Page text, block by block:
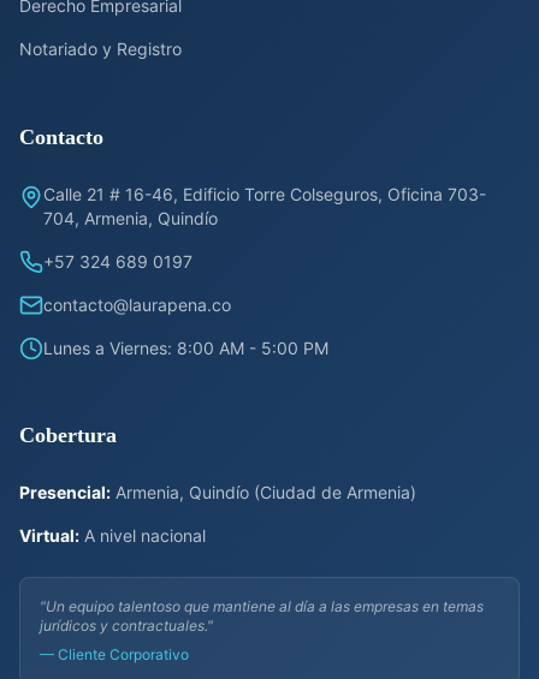
Derecho Empresarial
Notariado y Registro
Contacto
Calle 21 # 16-46, Edificio Torre Colseguros, Oficina 703-
704, Armenia, Quindío
+57 324 689 0197
contacto@laurapena.co
Lunes a Viernes: 8:00 AM - 5:00 PM
Cobertura
Presencial: Armenia, Quindío (Ciudad de Armenia)
Virtual: A nivel nacional
"Un equipo talentoso que mantiene al día a las empresas en temas
jurídicos y contractuales."
— Cliente Corporativo